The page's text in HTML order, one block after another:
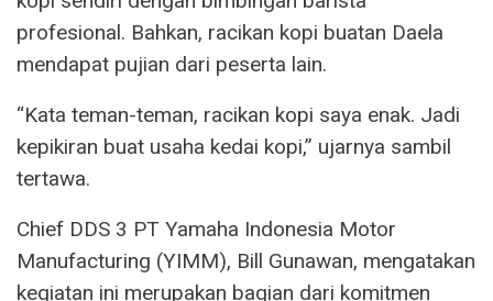
profesional. Bahkan, racikan kopi buatan Daela
mendapat pujian dari peserta lain.
“Kata teman-teman, racikan kopi saya enak. Jadi
kepikiran buat usaha kedai kopi,” ujarnya sambil
tertawa.
Chief DDS 3 PT Yamaha Indonesia Motor
Manufacturing (YIMM), Bill Gunawan, mengatakan
kegiatan ini merupakan bagian dari komitmen